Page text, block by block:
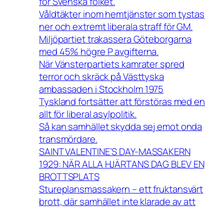
Våldtäkter inom hemtjänster som tystas
ner och extremt liberala straff för GM.
Miljöpartiet trakassera Göteborgarna
med 45% högre P avgifterna.
När Vänsterpartiets kamrater spred
terror och skräck på Västtyska
ambassaden i Stockholm 1975
Tyskland fortsätter att förstöras med en
allt för liberal asylpolitik.
Så kan samhället skydda sej emot onda
transmördare.
SAINT VALENTINE’S DAY-MASSAKERN
1929: NÄR ALLA HJÄRTANS DAG BLEV EN
BROTTSPLATS
Stureplansmassakern – ett fruktansvärt
brott, där samhället inte klarade av att